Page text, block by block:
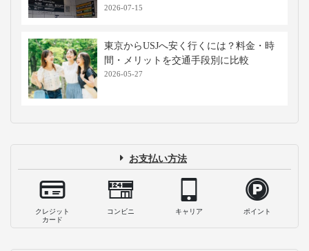
2026-07-15
東京からUSJへ安く行くには？料金・時
間・メリットを交通手段別に比較
2026-05-27
お支払い方法
クレジット
カード
コンビニ キャリア ポイント